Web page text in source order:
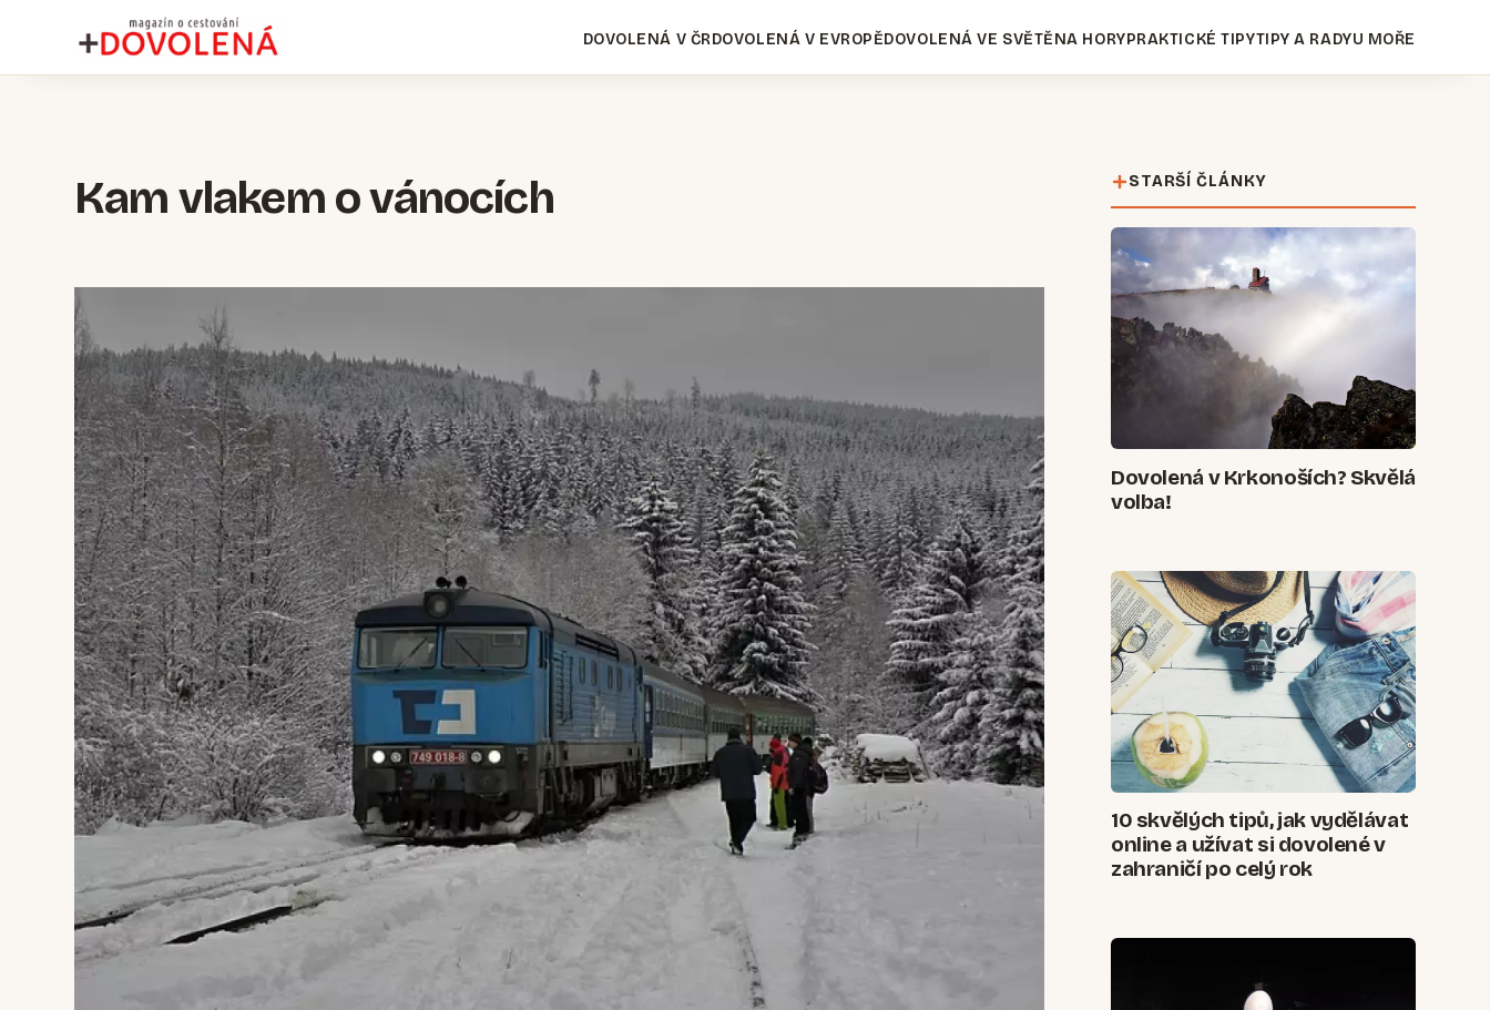
DOVOLENÁ V ČRDOVOLENÁ V EVROPĚDOVOLENÁ VE SVĚTĚNA HORYPRAKTICKÉ TIPYTIPY A RADYU MOŘE
Kam vlakem o vánocích STARŠÍ ČLÁNKY
Dovolená v Krkonoších? Skvělá
volba!
10 skvělých tipů, jak vydělávat
online a užívat si dovolené v
zahraničí po celý rok